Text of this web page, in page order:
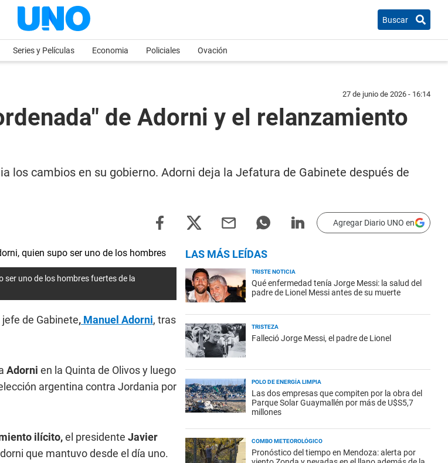
Buscar
Series y Películas Economia Policiales Ovación
27 de junio de 2026 - 16:14
de Adorni y el relanzamiento
los cambios en su gobierno. Adorni deja la Jefatura de Gabinete después de
Agregar Diario UNO en
ser uno de los hombres fuertes de la
de Gabinete, Manuel Adorni, tras
Adorni en la Quinta de Olivos y luego
argentina contra Jordania por
ilícito,el presidente Javier
que mantuvo desde el día uno.
LAS MÁS LEÍDAS
TRISTE NOTICIA
Qué enfermedad tenía Jorge Messi: la salud del
padre de Lionel Messi antes de su muerte
TRISTEZA
Falleció Jorge Messi, el padre de Lionel
POLO DE ENERGÍA LIMPIA
Las dos empresas que compiten por la obra del
Parque Solar Guaymallén por más de U$S5,7
millones
COMBO METEOROLÓGICO
Pronóstico del tiempo en Mendoza: alerta por